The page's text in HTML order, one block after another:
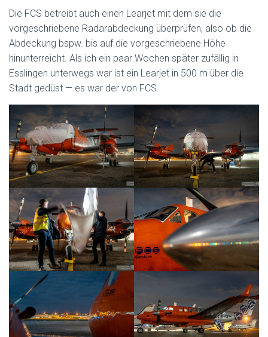
Die FCS betreibt auch einen Learjet mit dem sie die
vorgeschriebene Radarabdeckung überprüfen, also ob die
Abdeckung bspw. bis auf die vorgeschriebene Höhe
hinunterreicht. Als ich ein paar Wochen später zufällig in
Esslingen unterwegs war ist ein Learjet in 500 m über die
Stadt gedüst — es war der von FCS.